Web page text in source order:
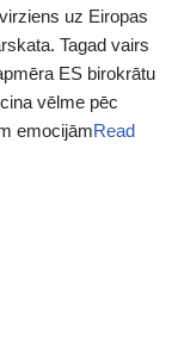
uz Eiropas
Tagad vairs
ES birokrātu
vēlme pēc
emocijāmRead